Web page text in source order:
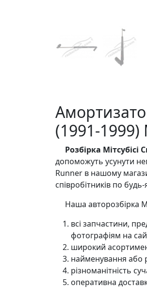
(1991-1999)
Розбірка Мітсубісі
допоможуть усунути
Runner в нашому
співробітників по
Наша авторозбірка
всі запчастини,
фотографіям на
широкий
найменування або
різноманітність
оперативна